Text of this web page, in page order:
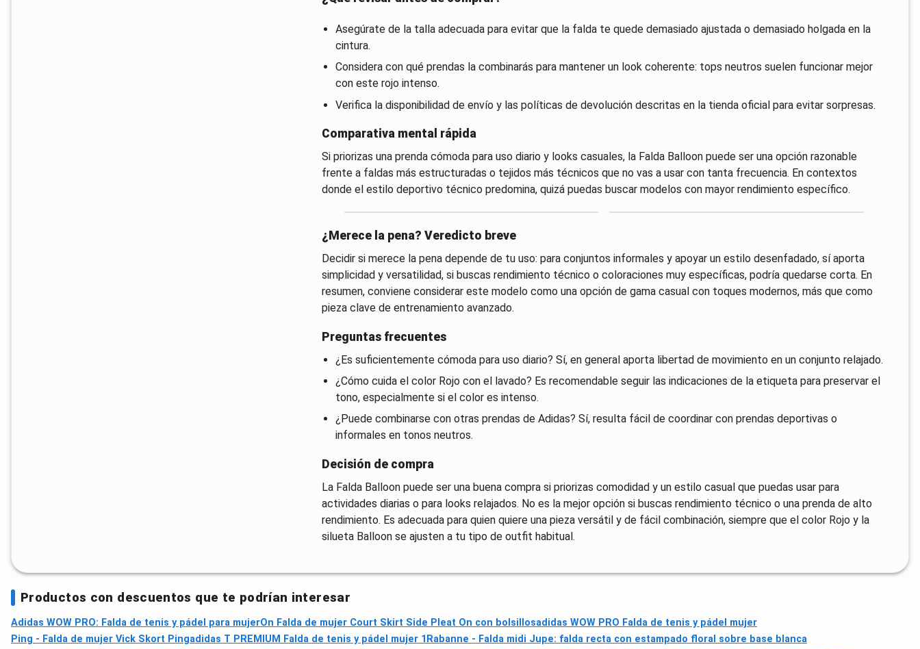
Asegúrate de la talla adecuada para evitar que la falda te quede demasiado ajustada o demasiado holgada en la
cintura.
Considera con qué prendas la combinarás para mantener un look coherente: tops neutros suelen funcionar mejor
con este rojo intenso.
Verifica la disponibilidad de envío y las políticas de devolución descritas en la tienda oficial para evitar sorpresas.
Comparativa mental rápida
Si priorizas una prenda cómoda para uso diario y looks casuales, la Falda Balloon puede ser una opción razonable
frente a faldas más estructuradas o tejidos más técnicos que no vas a usar con tanta frecuencia. En contextos
donde el estilo deportivo técnico predomina, quizá puedas buscar modelos con mayor rendimiento específico.
¿Merece la pena? Veredicto breve
Decidir si merece la pena depende de tu uso: para conjuntos informales y apoyar un estilo desenfadado, sí aporta
simplicidad y versatilidad, si buscas rendimiento técnico o coloraciones muy específicas, podría quedarse corta. En
resumen, conviene considerar este modelo como una opción de gama casual con toques modernos, más que como
pieza clave de entrenamiento avanzado.
Preguntas frecuentes
¿Es suficientemente cómoda para uso diario? Sí, en general aporta libertad de movimiento en un conjunto relajado.
¿Cómo cuida el color Rojo con el lavado? Es recomendable seguir las indicaciones de la etiqueta para preservar el
tono, especialmente si el color es intenso.
¿Puede combinarse con otras prendas de Adidas? Sí, resulta fácil de coordinar con prendas deportivas o
informales en tonos neutros.
Decisión de compra
La Falda Balloon puede ser una buena compra si priorizas comodidad y un estilo casual que puedas usar para
actividades diarias o para looks relajados. No es la mejor opción si buscas rendimiento técnico o una prenda de alto
rendimiento. Es adecuada para quien quiere una pieza versátil y de fácil combinación, siempre que el color Rojo y la
silueta Balloon se ajusten a tu tipo de outfit habitual.
Productos con descuentos que te podrían interesar
Adidas WOW PRO: Falda de tenis y pádel para mujerOn Falda de mujer Court Skirt Side Pleat On con bolsillosadidas WOW PRO Falda de tenis y pádel mujer
Ping - Falda de mujer Vick Skort Pingadidas T PREMIUM Falda de tenis y pádel mujer 1 Rabanne - Falda midi Jupe: falda recta con estampado floral sobre base blanca